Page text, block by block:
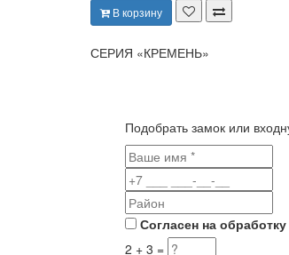
В корзину
СЕРИЯ «КРЕМЕНЬ»
Подобрать замок или
Согласен на
2 + 3 =